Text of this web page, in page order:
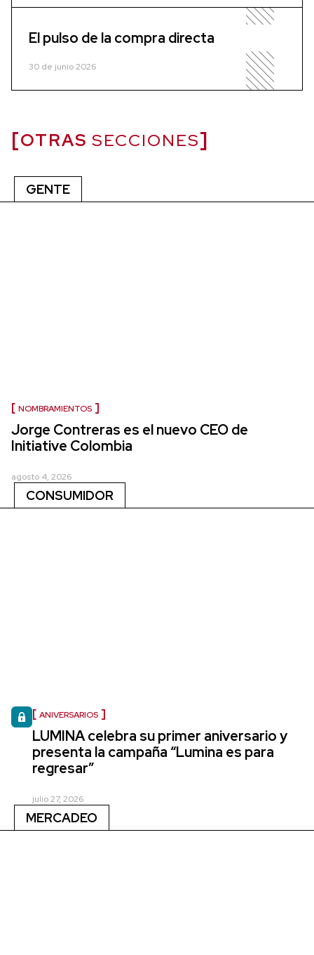
El pulso de la compra directa
30 de junio 2026
OTRAS SECCIONES
GENTE
NOMBRAMIENTOS
Jorge Contreras es el nuevo CEO de
Initiative Colombia
agosto 4, 2026
CONSUMIDOR
ANIVERSARIOS
LUMINA celebra su primer aniversario y
presenta la campaña “Lumina es para
regresar”
julio 27, 2026
MERCADEO